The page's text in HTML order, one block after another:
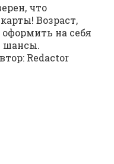
что
Возраст,
на себя
шансы.
Redactor